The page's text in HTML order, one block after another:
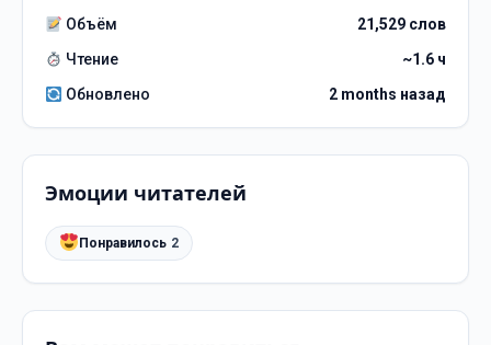
Объём
21,529 слов
Чтение
~1.6 ч
Обновлено
2 months назад
Эмоции читателей
Понравилось 2